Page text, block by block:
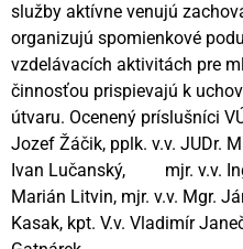
služby aktívne venujú
organizujú spomienkové
vzdelávacích aktivitách pre
činnosťou prispievajú k
útvaru. Ocenený príslušníci
Jozef Žáčik, pplk. v.v. JUDr.
Ivan Lučanský, mjr. v.v.
Marián Litvin, mjr. v.v. Mgr.
Kasak, kpt. V.v. Vladimír